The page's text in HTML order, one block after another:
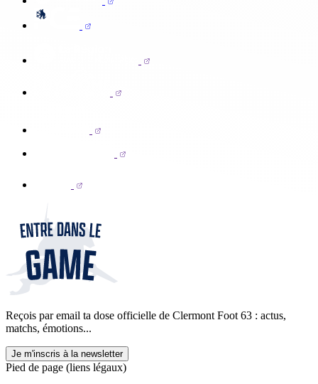
Reçois par email ta dose officielle de Clermont Foot 63 : actus,
matchs, émotions...
Je m'inscris à la newsletter
Pied de page (liens légaux)